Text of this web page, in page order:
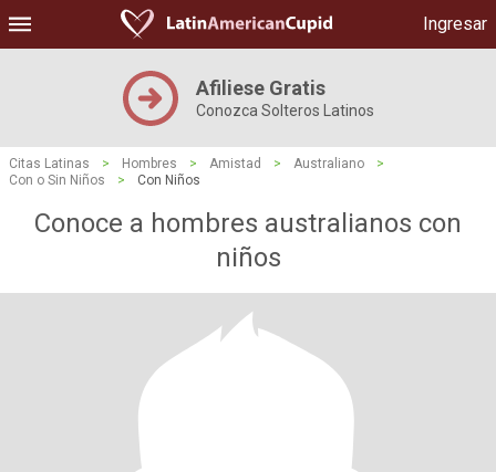
Ingresar
Afiliese Gratis
Conozca Solteros Latinos
Citas Latinas > Hombres > Amistad > Australiano
>
Con o Sin Niños
> Con Niños
Conoce a hombres australianos con
niños